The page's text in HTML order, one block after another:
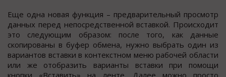
Еще одна новая функция – предварительный просмотр
данных перед непосредственной вставкой. Происходит
это следующим образом: после того, как данные
скопированы в буфер обмена, нужно выбрать один из
вариантов вставки в контекстном меню рабочей области
или же отобразить варианты вставки при помощи